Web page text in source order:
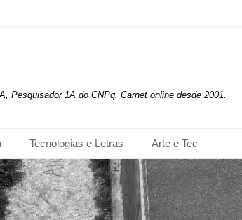
Pesquisador 1A do CNPq. Carnet online desde 2001.
Tecnologias e Letras Arte e Tec